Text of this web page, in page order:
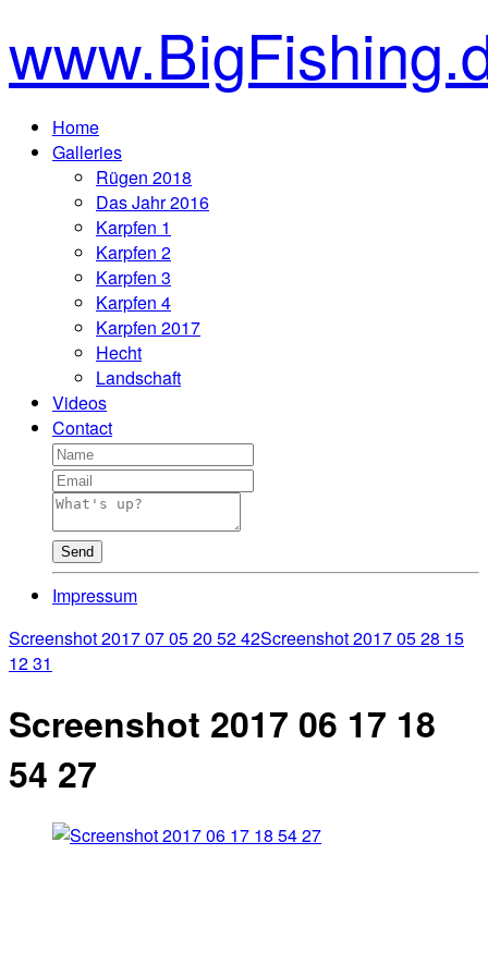
Home
Galleries
Rügen 2018
Das Jahr 2016
Karpfen 1
Karpfen 2
Karpfen 3
Karpfen 4
Karpfen 2017
Hecht
Landschaft
Videos
Contact
Send
Impressum
Screenshot 2017 07 05 20 52 42Screenshot 2017 05 28 15
12 31
Screenshot 2017 06 17 18
54 27